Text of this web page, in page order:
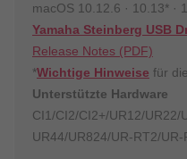
macOS 10.12.6 · 10.13* ·
Yamaha Steinberg USB
Release Notes (PDF)
*Wichtige Hinweise für
Unterstützte Hardware
CI1/CI2/CI2+/UR12/UR22/
UR44/UR824/UR-RT2/UR-